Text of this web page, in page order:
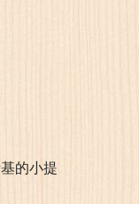
的小提